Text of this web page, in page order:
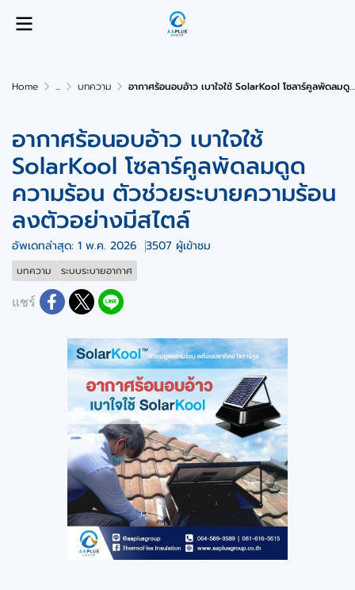
Home ... บทความ อากาศร้อนอบอ้าว เบาใจใช้ SolarKool โซลาร์คูลพัดลมดูดความร้อน ตัวช่วยระบายความร้อน ลงตัวอย่างมีสไตล์
อากาศร้อนอบอ้าว เบาใจใช้
SolarKool โซลาร์คูลพัดลมดูด
ความร้อน ตัวช่วยระบายความร้อน
ลงตัวอย่างมีสไตล์
อัพเดทล่าสุด: 1 พ.ค. 2026 3507 ผู้เข้าชม
บทความ ระบบระบายอากาศ
แชร์